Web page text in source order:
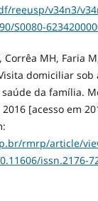
reeusp/v34n3/
S0080-
Corrêa MH, Faria
domiciliar
da família.
[acesso em
rmrp/article/
issn.2176-